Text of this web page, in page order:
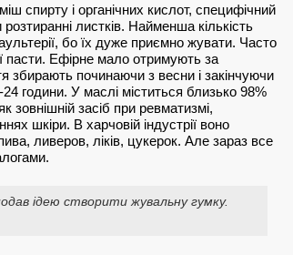
спирту і органічних кислот, специфічний
листків. Найменша кількість
бо їх дуже приємно жувати. Часто
пасти. Ефірне мало отримують за
починаючи з весни і закінчуючи
години. У маслі міститься близько 98%
зовнішній засіб при ревматизмі,
шкіри. В харчовій індустрії воно
ливеров, ліків, цукерок. Але зараз все
ідею створити жувальну гумку.